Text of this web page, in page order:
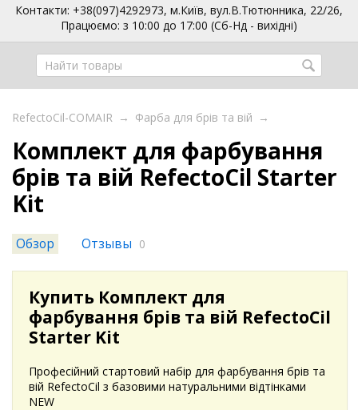
Контакти: +38(097)4292973, м.Київ, вул.В.Тютюнника, 22/26,
Працюємо: з 10:00 до 17:00 (Сб-Нд - вихідні)
RefectoCil-COMAIR → Фарба для брів та вій →
Комплект для фарбування
брів та вій RefectoCil Starter
Kit
Обзор Отзывы 0
Купить Комплект для
фарбування брів та вій RefectoCil
Starter Kit
Професійний стартовий набір для фарбування брів та
вій RefectoCil з базовими натуральними відтінками
NEW